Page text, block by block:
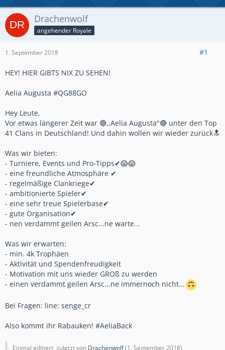
Drachenwolf
angehender Royale
1. September 2018 #1
HEY! HIER GIBTS NIX ZU SEHEN!
Aelia Augusta #QG88GO
Hey Leute,
Vor etwas längerer Zeit war 🔴,,Aelia Augusta"🔴 unter den Top
41 Clans in Deutschland! Und dahin wollen wir wieder zurück🔝
Was wir bieten:
- Turniere, Events und Pro-Tipps✔😱😱
- eine freundliche Atmosphäre ✔
- regelmäßige Clankriege✔
- ambitionierte Spieler✔
- eine sehr treue Spielerbase✔
- gute Organisation✔
- nen verdammt geilen Arsc...ne warte...
Was wir erwarten:
- min. 4k Trophäen
- Aktivität und Spendenfreudigkeit
- Motivation mit uns wieder GROß zu werden
- einen verdammt geilen Arsc...ne immernoch nicht...
Bei Fragen: line: senge_cr
Also kommt ihr Rabauken! #AeliaBack
Einmal editiert, zuletzt von Drachenwolf(1. September 2018)